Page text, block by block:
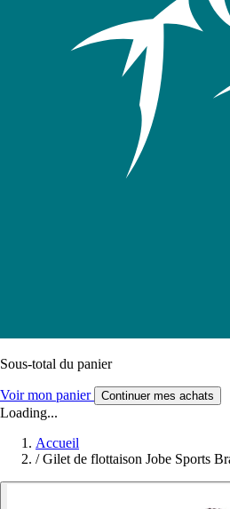
Sous-total du panier
Voir mon panier Continuer mes achats
Loading...
Accueil
/ Gilet de flottaison Jobe Sports